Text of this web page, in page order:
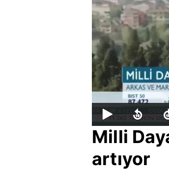
Milli
artıyor